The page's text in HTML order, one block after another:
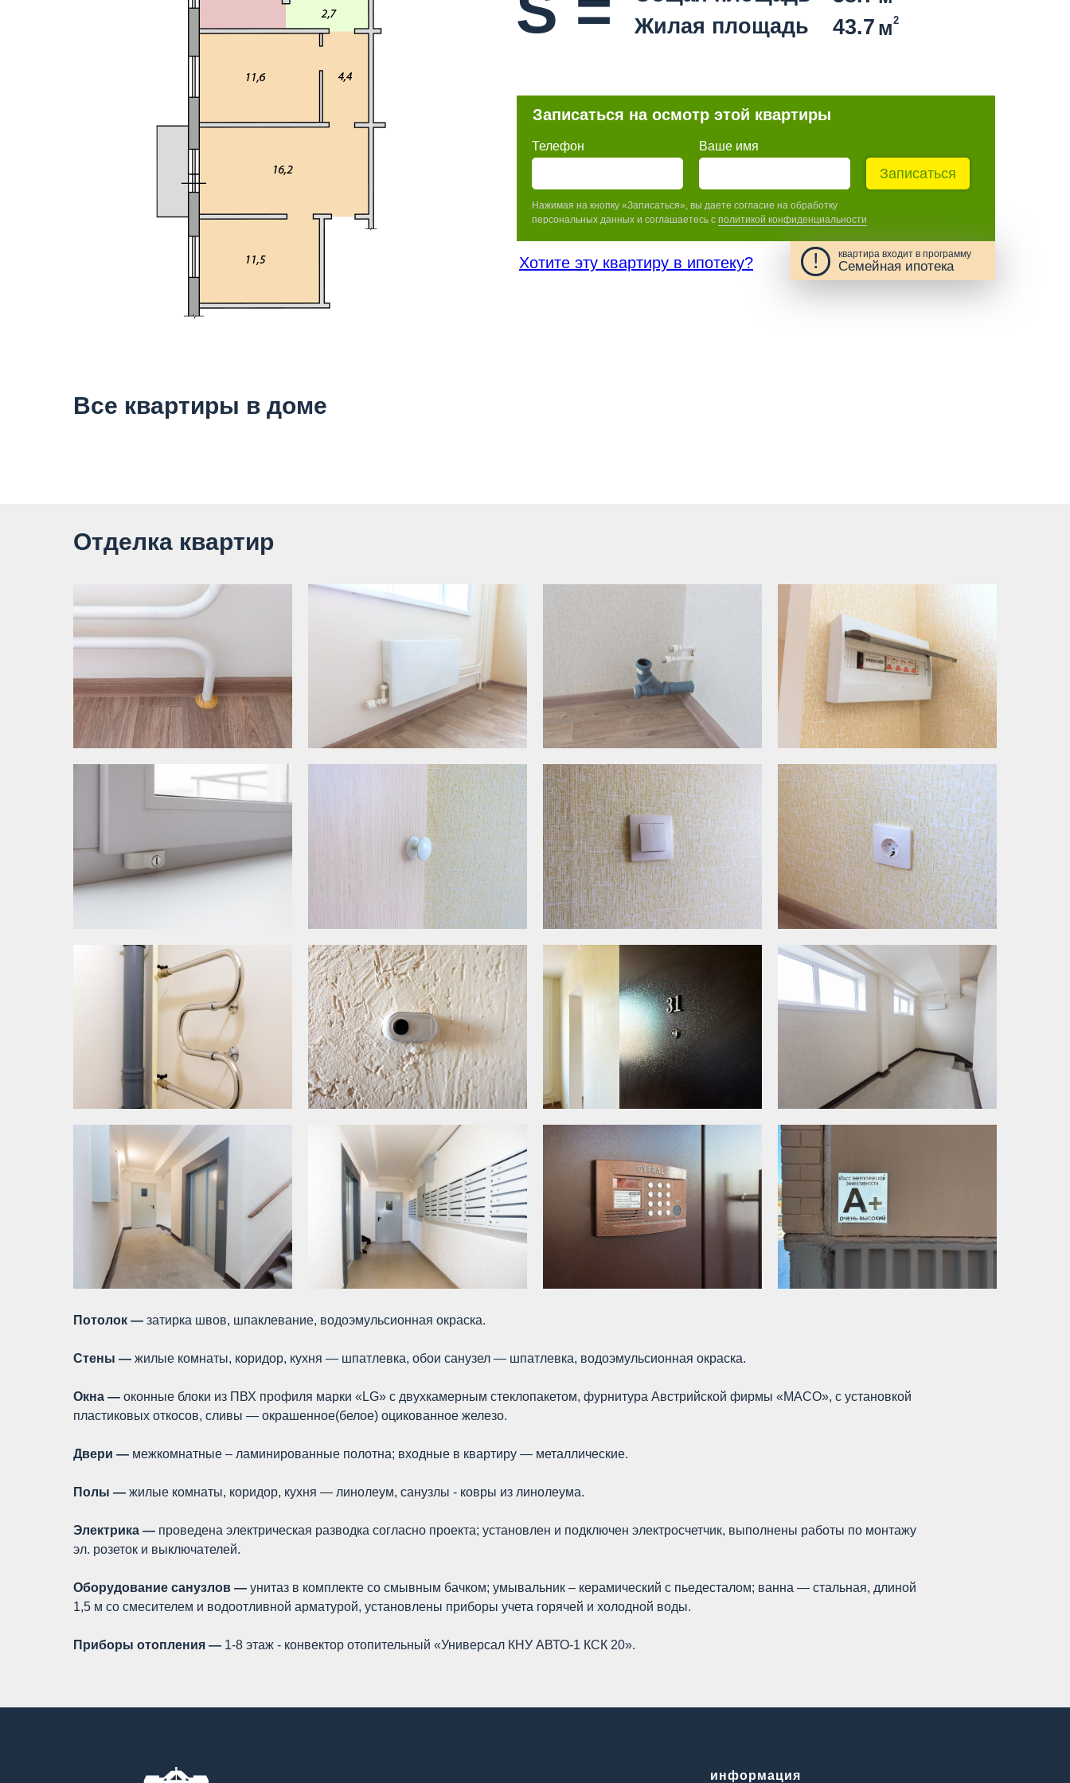
2
Жилая площадь 43.7 м
Телефон Ваше имя
Записаться
Нажимая на кнопку «Записаться», вы даете согласие на обработку
персональных данных и соглашаетесь c политикой конфиденциальности
Записаться на осмотр этой квартиры
Хотите эту квартиру в ипотеку? Семейная ипотека
квартира входит в программу
!
Все квартиры в доме
Отделка квартир
Потолок — затирка швов, шпаклевание, водоэмульсионная окраска.
Стены — жилые комнаты, коридор, кухня — шпатлевка, обои санузел — шпатлевка, водоэмульсионная окраска.
Окна — оконные блоки из ПВХ профиля марки «LG» с двухкамерным стеклопакетом, фурнитура Австрийской фирмы «МАСО», с установкой
пластиковых откосов, сливы — окрашенное(белое) оцикованное железо.
Двери — межкомнатные – ламинированные полотна; входные в квартиру — металлические.
Полы — жилые комнаты, коридор, кухня — линолеум, санузлы - ковры из линолеума.
Электрика — проведена электрическая разводка согласно проекта; установлен и подключен электросчетчик, выполнены работы по монтажу
эл. розеток и выключателей.
Оборудование санузлов — унитаз в комплекте со смывным бачком; умывальник – керамический с пьедесталом; ванна — стальная, длиной
1,5 м со смесителем и водоотливной арматурой, установлены приборы учета горячей и холодной воды.
Приборы отопления — 1-8 этаж - конвектор отопительный «Универсал КНУ АВТО-1 КСК 20».
информация